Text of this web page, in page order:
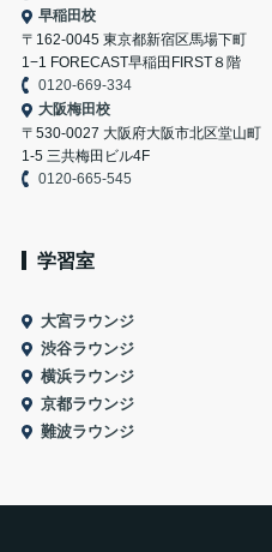
早稲田校
〒162-0045 東京都新宿区馬場下町
1−1 FORECAST早稲田FIRST８階
0120-669-334
大阪梅田校
〒530-0027 大阪府大阪市北区堂山町
1-5 三共梅田ビル4F
0120-665-545
学習室
大宮ラウンジ
渋谷ラウンジ
横浜ラウンジ
京都ラウンジ
難波ラウンジ